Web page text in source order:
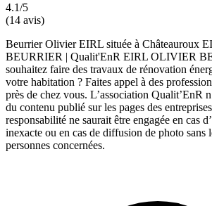
4.1/5
(14 avis)
Beurrier Olivier EIRL située à Châteauroux
BEURRIER | Qualit'EnR EIRL OLIVIER
souhaitez faire des travaux de rénovation
votre habitation ? Faites appel à des
près de chez vous. L’association Qualit’EnR
du contenu publié sur les pages des
responsabilité ne saurait être engagée en cas
inexacte ou en cas de diffusion de photo sans
personnes concernées.